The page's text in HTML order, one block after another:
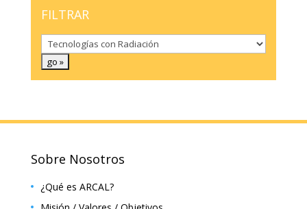
FILTRAR
Sobre Nosotros
¿Qué es ARCAL?